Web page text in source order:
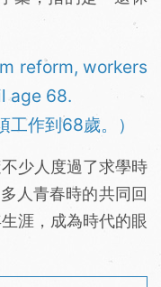
reform, workers
age 68.
工作到68歲。）
少人度過了求學時
人青春時的共同回
涯，成為時代的眼